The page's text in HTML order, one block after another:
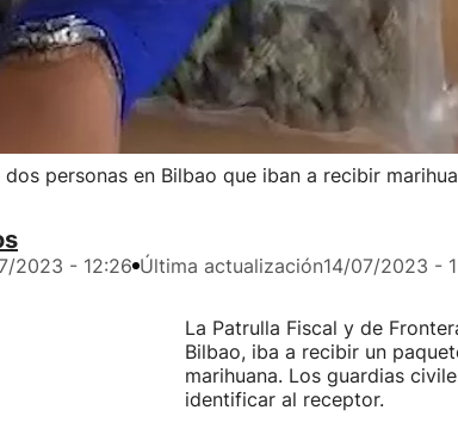
dos personas en Bilbao que iban a recibir
2023 - 12:26 Última actualización14/07/2023 -
La Patrulla Fiscal y de
Bilbao, iba a recibir un
marihuana. Los guardias
identificar al receptor.